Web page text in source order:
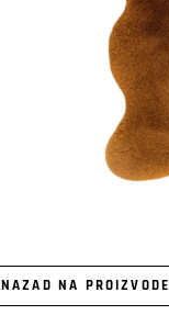
NAZAD NA PROIZVODE